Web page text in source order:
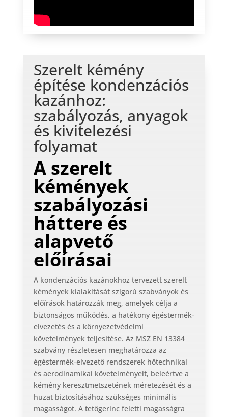
Szerelt kémény
építése kondenzációs
kazánhoz:
szabályozás, anyagok
és kivitelezési
folyamat
A szerelt
kémények
szabályozási
háttere és
alapvető
előírásai
A kondenzációs kazánokhoz tervezett szerelt
kémények kialakítását szigorú szabványok és
előírások határozzák meg, amelyek célja a
biztonságos működés, a hatékony égéstermék-
elvezetés és a környezetvédelmi
követelmények teljesítése. Az MSZ EN 13384
szabvány részletesen meghatározza az
égéstermék-elvezető rendszerek hőtechnikai
és aerodinamikai követelményeit, beleértve a
kémény keresztmetszetének méretezését és a
huzat biztosításához szükséges minimális
magasságot. A tetőgerinc feletti magasságra